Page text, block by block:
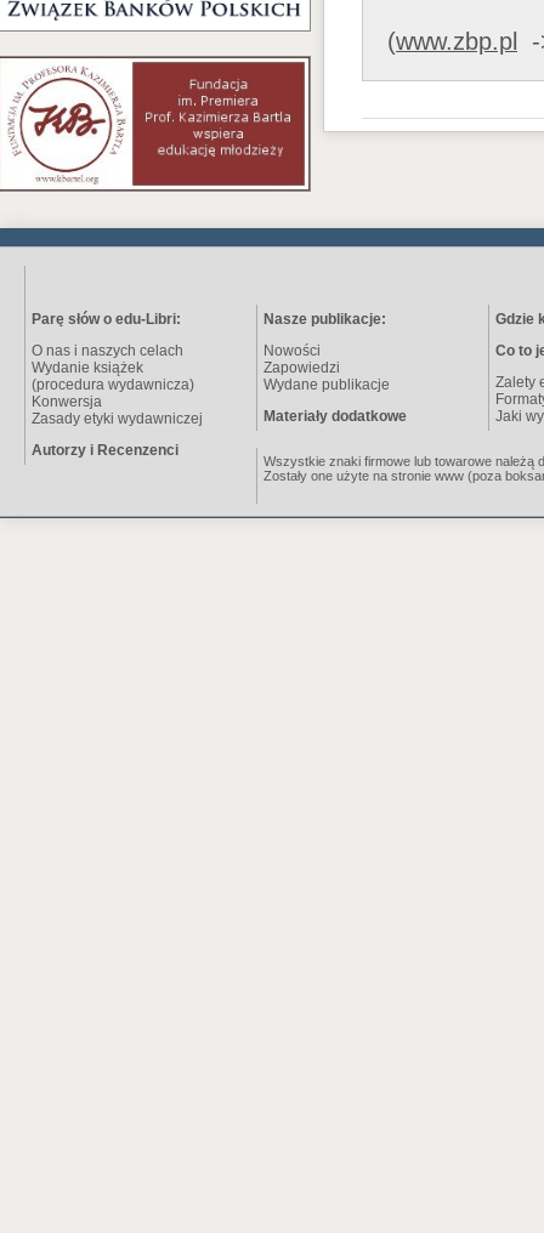
(www.zbp.pl -
Parę słów o edu-Libri:
O nas i naszych celach
Wydanie książek
(procedura wydawnicza)
Konwersja
Zasady etyki wydawniczej
Autorzy i Recenzenci
Nasze publikacje:
Nowości
Zapowiedzi
Wydane publikacje
Materiały dodatkowe
Gdzie
Co to
Zalety
Jaki
Wszystkie znaki firmowe lub towarowe należą
Zostały one użyte na stronie www (poza